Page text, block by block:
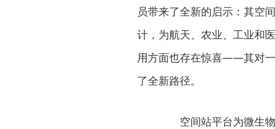
员带来了全新的启示：其空
计，为航天、农业、工业和
用方面也存在惊喜——其对
了全新路径。
空间站平台为微生物